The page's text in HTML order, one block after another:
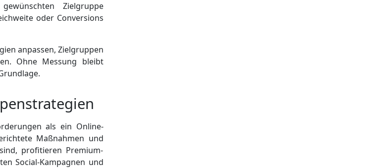
Zielgruppe
oder Conversions
anpassen, Zielgruppen
Ohne Messung bleibt
als ein Online-
Maßnahmen und
profitieren Premium-
Social-Kampagnen und